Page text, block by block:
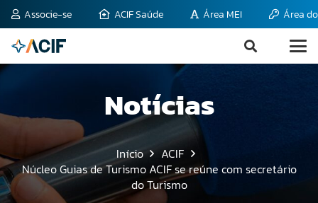
Associe-se ACIF Saúde Área MEI Área
Notícias
Início
ACIF
Núcleo Guias de Turismo ACIF se reúne com secretário
do Turismo